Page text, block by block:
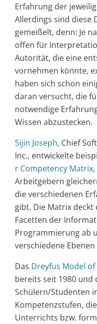
Erfahrung der
Allerdings sind diese
gemeißelt, denn: Je
offen für
Autorität, die eine
vornehmen könnte,
haben sich schon
daran versucht, die
notwendige
Wissen abzustecken.
Sijin Joseph, Chief
Inc., entwickelte
r Competency Matrix
Arbeitgebern
die verschiedenen
gibt. Die Matrix
Facetten der
Programmierung ab
verschiedene
Das Dreyfus Model
bereits seit 1980
Schülern/Studenten
Kompetenzstufen,
Unterrichts bzw.